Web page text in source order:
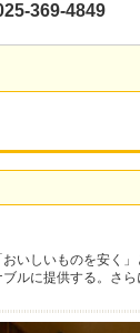
369-4849
いしいものを安く
ルに提供する。さ